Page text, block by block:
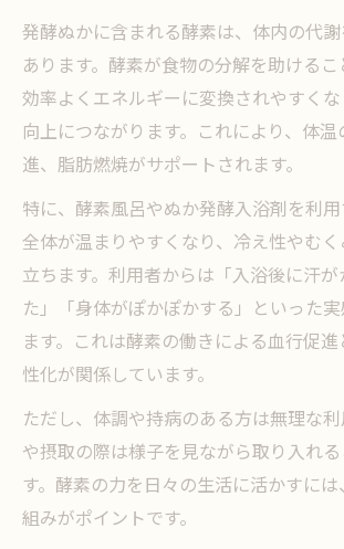
発酵ぬかに含まれる酵素は、体内の代
あります。酵素が食物の分解を助ける
効率よくエネルギーに変換されやすく
向上につながります。これにより、体
進、脂肪燃焼がサポートされます。
特に、酵素風呂やぬか発酵入浴剤を利
全体が温まりやすくなり、冷え性やむ
立ちます。利用者からは「入浴後に汗
た」「身体がぽかぽかする」といった
ます。これは酵素の働きによる血行促
性化が関係しています。
ただし、体調や持病のある方は無理な
や摂取の際は様子を見ながら取り入れ
す。酵素の力を日々の生活に活かすには
組みがポイントです。